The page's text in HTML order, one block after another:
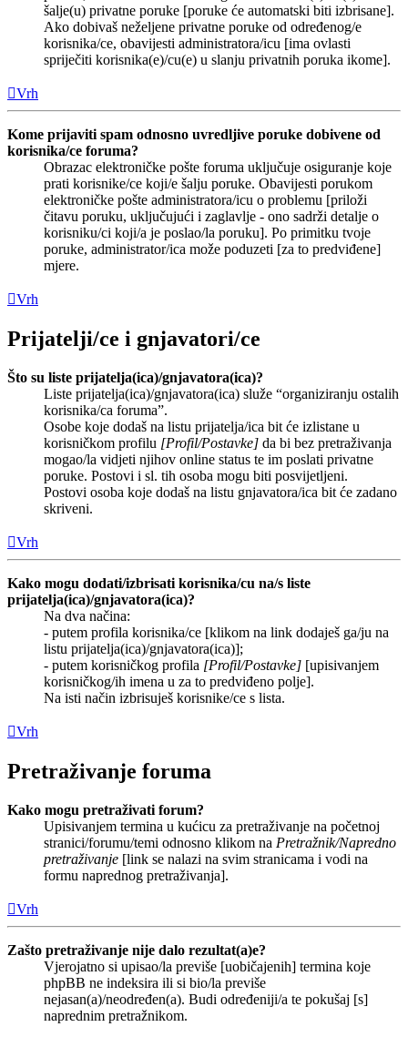
šalje(u) privatne poruke [poruke će automatski biti izbrisane].
Ako dobivaš neželjene privatne poruke od određenog/e
korisnika/ce, obavijesti administratora/icu [ima ovlasti
spriječiti korisnika(e)/cu(e) u slanju privatnih poruka ikome].
Vrh
Kome prijaviti spam odnosno uvredljive poruke dobivene od
korisnika/ce foruma?
Obrazac elektroničke pošte foruma uključuje osiguranje koje
prati korisnike/ce koji/e šalju poruke. Obavijesti porukom
elektroničke pošte administratora/icu o problemu [priloži
čitavu poruku, uključujući i zaglavlje - ono sadrži detalje o
korisniku/ci koji/a je poslao/la poruku]. Po primitku tvoje
poruke, administrator/ica može poduzeti [za to predviđene]
mjere.
Vrh
Prijatelji/ce i gnjavatori/ce
Što su liste prijatelja(ica)/gnjavatora(ica)?
Liste prijatelja(ica)/gnjavatora(ica) služe “organiziranju ostalih
korisnika/ca foruma”.
Osobe koje dodaš na listu prijatelja/ica bit će izlistane u
korisničkom profilu [Profil/Postavke] da bi bez pretraživanja
mogao/la vidjeti njihov online status te im poslati privatne
poruke. Postovi i sl. tih osoba mogu biti posvijetljeni.
Postovi osoba koje dodaš na listu gnjavatora/ica bit će zadano
skriveni.
Vrh
Kako mogu dodati/izbrisati korisnika/cu na/s liste
prijatelja(ica)/gnjavatora(ica)?
Na dva načina:
- putem profila korisnika/ce [klikom na link dodaješ ga/ju na
listu prijatelja(ica)/gnjavatora(ica)];
- putem korisničkog profila [Profil/Postavke] [upisivanjem
korisničkog/ih imena u za to predviđeno polje].
Na isti način izbrisuješ korisnike/ce s lista.
Vrh
Pretraživanje foruma
Kako mogu pretraživati forum?
Upisivanjem termina u kućicu za pretraživanje na početnoj
stranici/forumu/temi odnosno klikom na Pretražnik/Napredno
pretraživanje [link se nalazi na svim stranicama i vodi na
formu naprednog pretraživanja].
Vrh
Zašto pretraživanje nije dalo rezultat(a)e?
Vjerojatno si upisao/la previše [uobičajenih] termina koje
phpBB ne indeksira ili si bio/la previše
nejasan(a)/neodređen(a). Budi određeniji/a te pokušaj [s]
naprednim pretražnikom.